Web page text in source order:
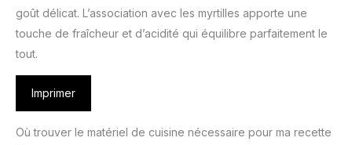
goût délicat. L’association avec les myrtilles apporte une
touche de fraîcheur et d’acidité qui équilibre parfaitement le
tout.
Imprimer
Où trouver le matériel de cuisine nécessaire pour ma recette